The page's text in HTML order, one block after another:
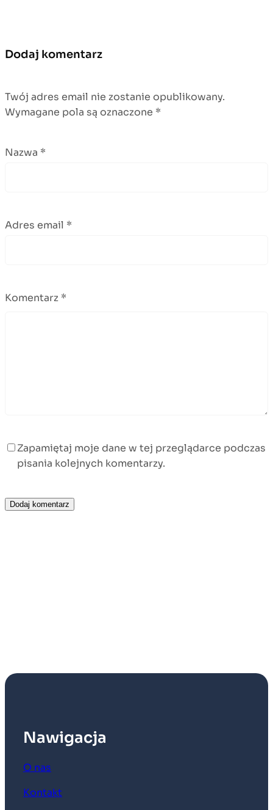
Dodaj komentarz
Twój adres email nie zostanie opublikowany.
Wymagane pola są oznaczone *
Nazwa *
Adres email *
Komentarz *
Zapamiętaj moje dane w tej przeglądarce podczas
pisania kolejnych komentarzy.
Nawigacja
O nas
Kontakt